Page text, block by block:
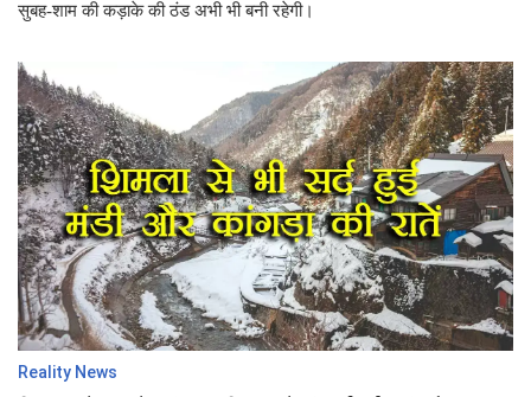
सुबह-शाम की कड़ाके की ठंड अभी भी बनी रहेगी।
Reality News